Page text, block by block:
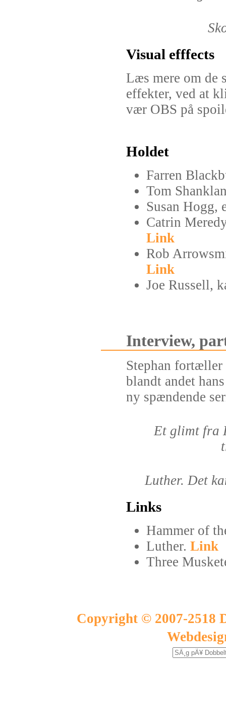
Visual efffects
Læs mere om de
effekter, ved at
vær OBS på
Holdet
Farren
Tom
Susan Hogg,
Catrin
Link
Rob
Link
Joe Russell,
Interview,
Stephan fortæller
blandt andet
ny spændende
Et glimt fra
Luther. Det
Links
Hammer of
Luther. Link
Three
Copyright © 2007-2518